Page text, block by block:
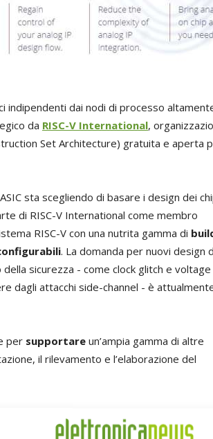
indipendenti dai nodi di processo
da RISC-V International,
Set Architecture) gratuita e aperta
sta scegliendo di basare i design dei
di RISC-V International come membro
RISC-V con una nutrita gamma di
. La domanda per nuovi design
sicurezza - come clock glitch e voltage
dagli attacchi side-channel - è
per supportare un’ampia gamma di altre
il rilevamento e l’elaborazione del
il suo IP analogico può essere
nonché della fonderia, del